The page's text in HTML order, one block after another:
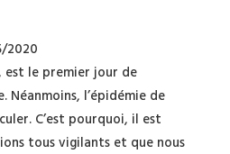
2020
est le premier jour de
Néanmoins, l’épidémie de
C’est pourquoi, il est
tous vigilants et que nous